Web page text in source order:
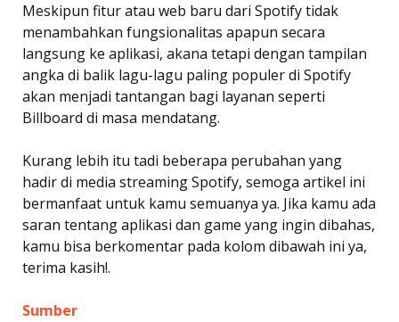
Meskipun fitur atau web baru dari Spotify tidak
menambahkan fungsionalitas apapun secara
langsung ke aplikasi, akana tetapi dengan tampilan
angka di balik lagu-lagu paling populer di Spotify
akan menjadi tantangan bagi layanan seperti
Billboard di masa mendatang.
Kurang lebih itu tadi beberapa perubahan yang
hadir di media streaming Spotify, semoga artikel ini
bermanfaat untuk kamu semuanya ya. Jika kamu ada
saran tentang aplikasi dan game yang ingin dibahas,
kamu bisa berkomentar pada kolom dibawah ini ya,
terima kasih!.
Sumber